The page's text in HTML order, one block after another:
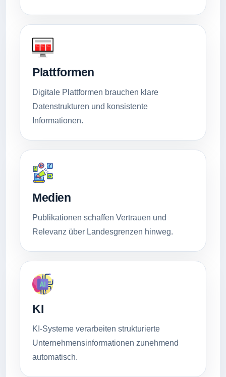
Plattformen
Digitale Plattformen brauchen klare
Datenstrukturen und konsistente
Informationen.
Medien
Publikationen schaffen Vertrauen und
Relevanz über Landesgrenzen hinweg.
KI
KI-Systeme verarbeiten strukturierte
Unternehmens­informationen zunehmend
automatisch.